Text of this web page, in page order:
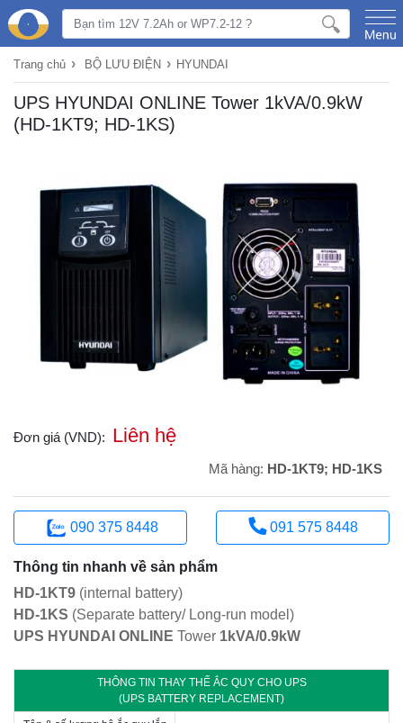
Trang chủ › BỘ LƯU ĐIỆN › HYUNDAI
UPS HYUNDAI ONLINE Tower 1kVA/0.9kW
(HD-1KT9; HD-1KS)
Đơn giá (VND): Liên hệ
Mã hàng: HD-1KT9; HD-1KS
090 375 8448 091 575 8448
Thông tin nhanh về sản phẩm
HD-1KT9 (internal battery)
HD-1KS (Separate battery/ Long‑run model)
UPS HYUNDAI ONLINE Tower 1kVA/0.9kW
THÔNG TIN THAY THẾ ẮC QUY CHO UPS
(UPS BATTERY REPLACEMENT)